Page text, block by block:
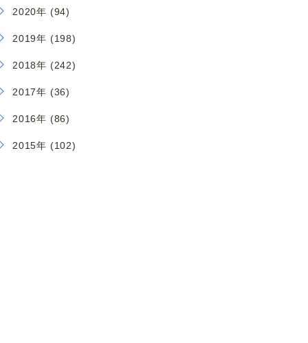
2020年 (94)
2019年 (198)
2018年 (242)
2017年 (36)
2016年 (86)
2015年 (102)